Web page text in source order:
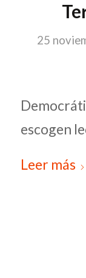
25
escogen
Leer más